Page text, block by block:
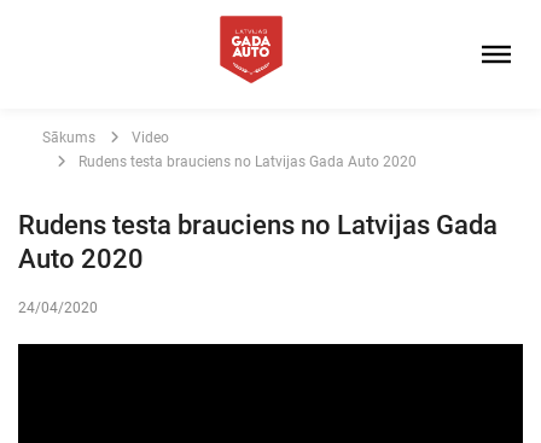
Sākums
Video
Rudens testa brauciens no Latvijas Gada Auto 2020
Rudens testa brauciens no Latvijas Gada
Auto 2020
24/04/2020